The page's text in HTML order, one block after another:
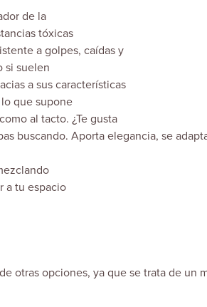
de la
tóxicas
a golpes, caídas y
si suelen
a sus características
que supone
al tacto. ¿Te gusta
buscando. Aporta elegancia, se
a tu espacio
otras opciones, ya que se trata de un